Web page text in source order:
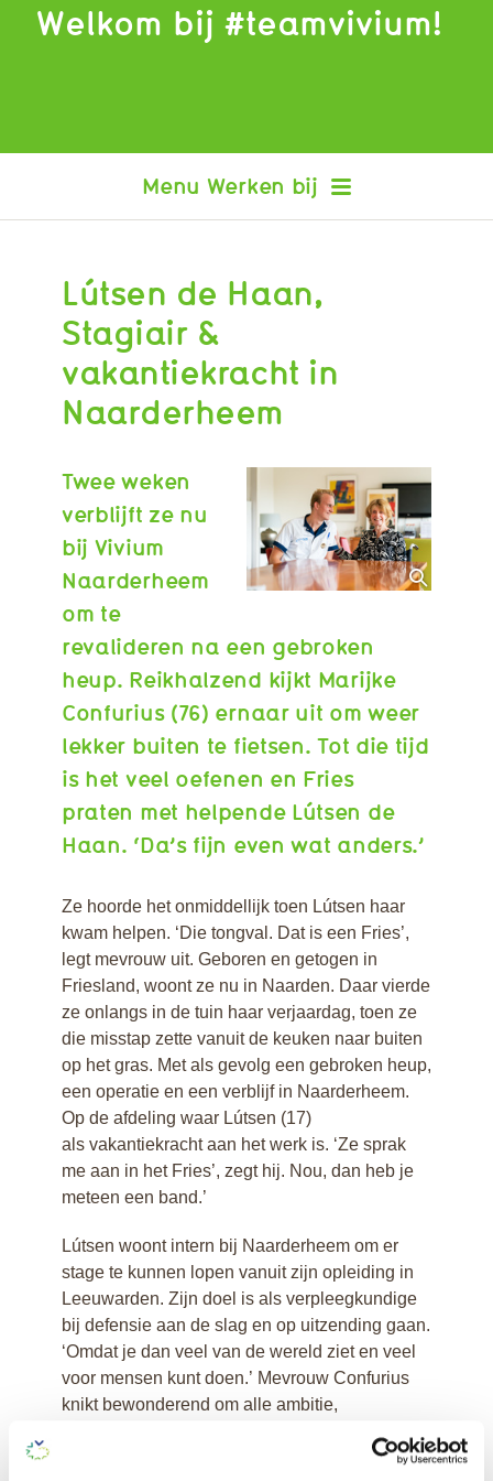
Welkom bij #teamvivium!
Werken bij
Interview Tjarda
Interview Samantha
Interview Angelique
Interview Francis
Interview Nikki
Interview Jessica
Interview William
Interview Monique
Interview Maaike
Interview Wim
Interview Marjolein
Interview Jeroen
Interview Joke
W
Interview Irene
Interview Aisme de
Beer
Interview Afke
Mengerink
Interview Marlo en
Miranda
Interview Leo en
Sandhya
Interview Benito
Interview Eskeline
Interview Eline en
Nancy
Interview Jennifer
Interview Lútsen
Interview Sheralyn
Interview Lydia
Marjon
Lútsen de Haan,
Stagiair &
vakantiekracht in
Naarderheem
Twee weken
verblijft ze nu
bij Vivium
Naarderheem
om te
revalideren na een gebroken
heup. Reikhalzend kijkt Marijke
Confurius (76) ernaar uit om weer
lekker buiten te fietsen. Tot die tijd
is het veel oefenen en Fries
praten met helpende Lútsen de
Haan. ‘Da’s fijn even wat anders.’
Ze hoorde het onmiddellijk toen Lútsen haar
kwam helpen. ‘Die tongval. Dat is een Fries’,
legt mevrouw uit. Geboren en getogen in
Friesland, woont ze nu in Naarden. Daar vierde
ze onlangs in de tuin haar verjaardag, toen ze
die misstap zette vanuit de keuken naar buiten
op het gras. Met als gevolg een gebroken heup,
een operatie en een verblijf in Naarderheem.
Op de afdeling waar Lútsen (17)
als vakantiekracht aan het werk is. ‘Ze sprak
me aan in het Fries’, zegt hij. Nou, dan heb je
meteen een band.’
Lútsen woont intern bij Naarderheem om er
stage te kunnen lopen vanuit zijn opleiding in
Leeuwarden. Zijn doel is als verpleegkundige
bij defensie aan de slag en op uitzending gaan.
‘Omdat je dan veel van de wereld ziet en veel
voor mensen kunt doen.’ Mevrouw Confurius
knikt bewonderend om alle ambitie,